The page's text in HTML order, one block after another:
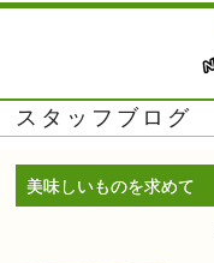
スタッフブログ
美味しいものを求めて